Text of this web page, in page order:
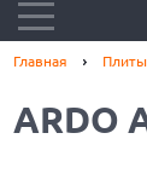
Главная
ARDO